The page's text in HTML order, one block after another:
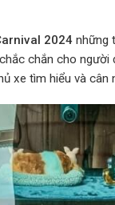
2024 những
chắn cho người
xe tìm hiểu và